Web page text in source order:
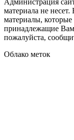
Администрация
материала не
материалы,
принадлежащие
пожалуйста,
Облако меток